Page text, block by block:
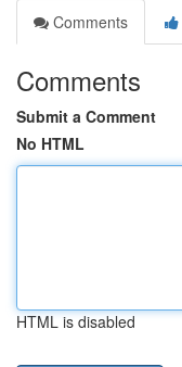
Comments
Comments
Submit a Comment
No HTML
HTML is disabled